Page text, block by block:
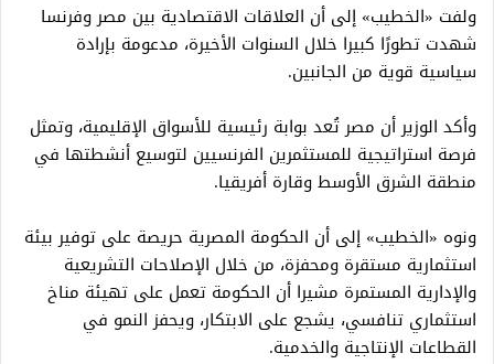
ولفت «الخطيب» إلى أن العلاقات الاقتصادية بين مصر وفرنسا
شهدت تطورًا كبيرا خلال السنوات الأخيرة، مدعومة بإرادة
سياسية قوية من الجانبين.
وأكد الوزير أن مصر تُعد بوابة رئيسية للأسواق الإقليمية، وتمثل
فرصة استراتيجية للمستثمرين الفرنسيين لتوسيع أنشطتها في
منطقة الشرق الأوسط وقارة أفريقيا.
ونوه «الخطيب» إلى أن الحكومة المصرية حريصة على توفير بيئة
استثمارية مستقرة ومحفزة، من خلال الإصلاحات التشريعية
والإدارية المستمرة مشيرا أن الحكومة تعمل على تهيئة مناخ
استثماري تنافسي، يشجع على الابتكار، ويحفز النمو في
القطاعات الإنتاجية والخدمية.